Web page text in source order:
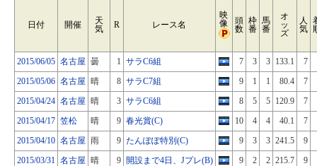
日付 開催
天
気
R レース名
映
像
頭
数
枠
番
馬
番
オ
ッ
ズ
人
気
2015/06/05 名古屋 曇 1 サラC6組 7 3 3 133.1
7
2015/05/06 名古屋 晴 8 サラC7組 9 1 1 80.4
7
2015/04/24 名古屋 晴 3 サラC6組 8 5 5 120.9
7
2015/04/17 笠松 晴 9 春光賞(C) 10 4 4 40.1
7
2015/04/10 名古屋 雨 9 たんぽぽ特別(C) 9 3 3 241.5
9
2015/03/31 名古屋 晴 9 開設まで4日、Jプレ(B) 9 2 2 215.7
9